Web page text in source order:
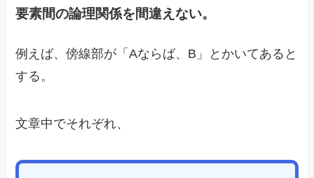
要素間の論理関係を間違えない。
例えば、傍線部が「Aならば、B」とかいてあると
する。
文章中でそれぞれ、